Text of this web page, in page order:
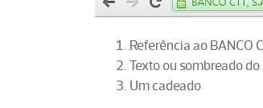
Referência ao BANCO
Texto ou sombreado
Um cadeado